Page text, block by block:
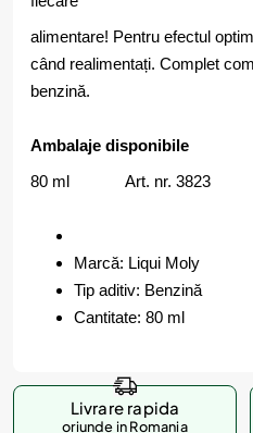
alimentare! Pentru efectul
când realimentați. Complet
benzină.
Ambalaje disponibile
80 ml Art. nr. 3823
Marcă: Liqui Moly
Tip aditiv: Benzină
Cantitate: 80 ml
Livrare rapida
oriunde in Romania